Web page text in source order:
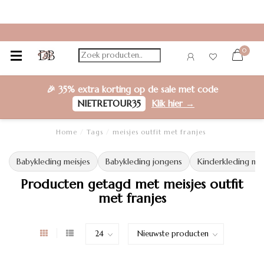
0
🎉 35% extra kortingop de sale met code
NIETRETOUR35
Klik hier →
Home Tags meisjes outfit met franjes
Babykleding meisjes Babykleding jongens Kinderkleding
Producten getagd met meisjes outfit
met franjes